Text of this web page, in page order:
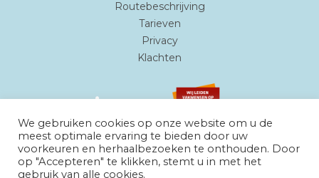
Routebeschrijving
Tarieven
Privacy
Klachten
We gebruiken cookies op onze website om u de
meest optimale ervaring te bieden door uw
voorkeuren en herhaalbezoeken te onthouden. Door
op "Accepteren" te klikken, stemt u in met het
gebruik van alle cookies.